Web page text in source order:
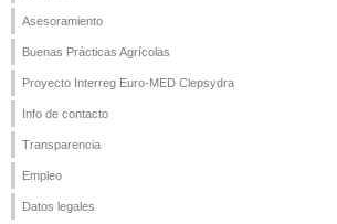
Asesoramiento
Buenas Prácticas Agrícolas
Proyecto Interreg Euro-MED Clepsydra
Info de contacto
Transparencia
Empleo
Datos legales